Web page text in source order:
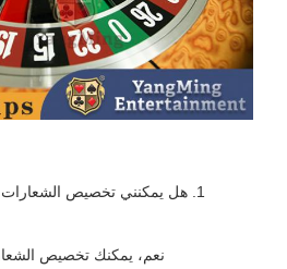
1. هل يمكنني تخصيص
نعم، يمكنك تخصيص